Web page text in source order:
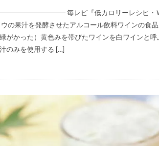
毎レピ『低カロリーレシピ・Ｗ
の果汁を発酵させたアルコール飲料ワインの食
がかった）黄色みを帯びたワインを白ワインと
のみを使用する […]